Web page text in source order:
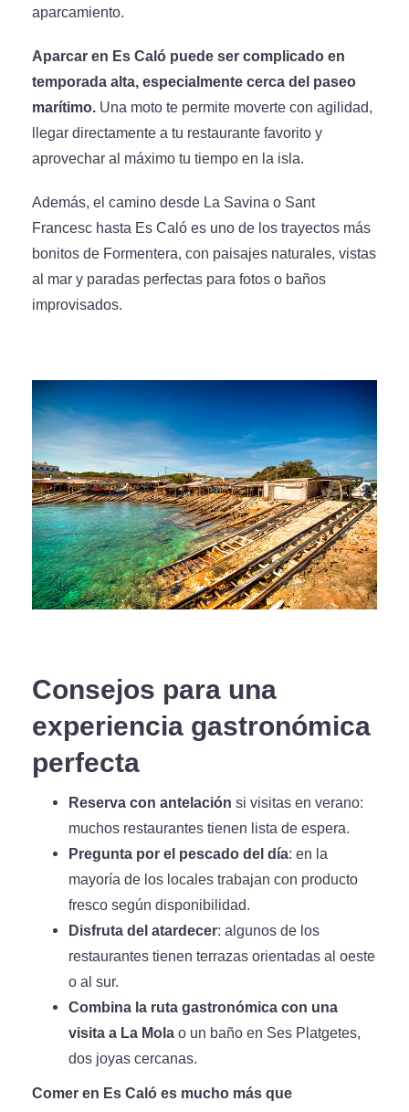
aparcamiento.
Aparcar en Es Caló puede ser complicado en
temporada alta, especialmente cerca del paseo
marítimo. Una moto te permite moverte con agilidad,
llegar directamente a tu restaurante favorito y
aprovechar al máximo tu tiempo en la isla.
Además, el camino desde La Savina o Sant
Francesc hasta Es Caló es uno de los trayectos más
bonitos de Formentera, con paisajes naturales, vistas
al mar y paradas perfectas para fotos o baños
improvisados.
Consejos para una
experiencia gastronómica
perfecta
Reserva con antelación si visitas en verano:
muchos restaurantes tienen lista de espera.
Pregunta por el pescado del día: en la
mayoría de los locales trabajan con producto
fresco según disponibilidad.
Disfruta del atardecer: algunos de los
restaurantes tienen terrazas orientadas al oeste
o al sur.
Combina la ruta gastronómica con una
visita a La Mola o un baño en Ses Platgetes,
dos joyas cercanas.
Comer en Es Caló es mucho más que